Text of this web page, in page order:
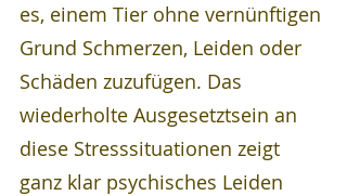
es, einem Tier ohne vernünftigen
Grund Schmerzen, Leiden oder
Schäden zuzufügen. Das
wiederholte Ausgesetztsein an
diese Stresssituationen zeigt
ganz klar psychisches Leiden